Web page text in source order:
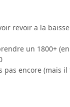
revoir a la
un 1800+
pas encore (mais